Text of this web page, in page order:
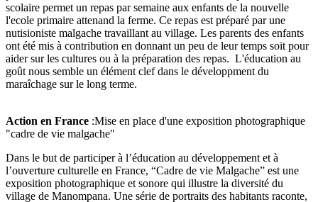
scolaire permet un repas par semaine aux enfants de la nouvelle
l'ecole primaire attenand la ferme. Ce repas est préparé par une
nutisioniste malgache travaillant au village. Les parents des enfants
ont été mis à contribution en donnant un peu de leur temps soit pour
aider sur les cultures ou à la préparation des repas. L'éducation au
goût nous semble un élément clef dans le développment du
maraîchage sur le long terme.
Action en France :Mise en place d'une exposition photographique
"cadre de vie malgache"
Dans le but de participer à l’éducation au développement et à
l’ouverture culturelle en France, “Cadre de vie Malgache” est une
exposition photographique et sonore qui illustre la diversité du
village de Manompana. Une série de portraits des habitants raconte,